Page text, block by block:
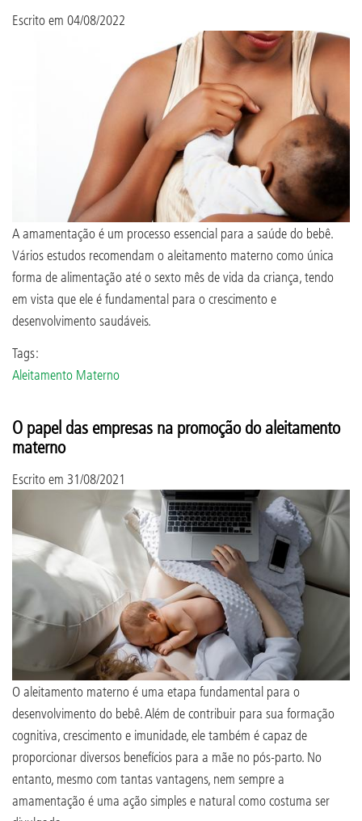
Escrito em 04/08/2022
A amamentação é um processo essencial para a saúde do bebê.
Vários estudos recomendam o aleitamento materno como única
forma de alimentação até o sexto mês de vida da criança, tendo
em vista que ele é fundamental para o crescimento e
desenvolvimento saudáveis.
Tags:
Aleitamento Materno
O papel das empresas na promoção do aleitamento
materno
Escrito em 31/08/2021
O aleitamento materno é uma etapa fundamental para o
desenvolvimento do bebê. Além de contribuir para sua formação
cognitiva, crescimento e imunidade, ele também é capaz de
proporcionar diversos benefícios para a mãe no pós-parto. No
entanto, mesmo com tantas vantagens, nem sempre a
amamentação é uma ação simples e natural como costuma ser